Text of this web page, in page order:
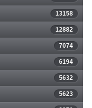
Apocalyptic
13158
12882
7074
6194
5632
5623